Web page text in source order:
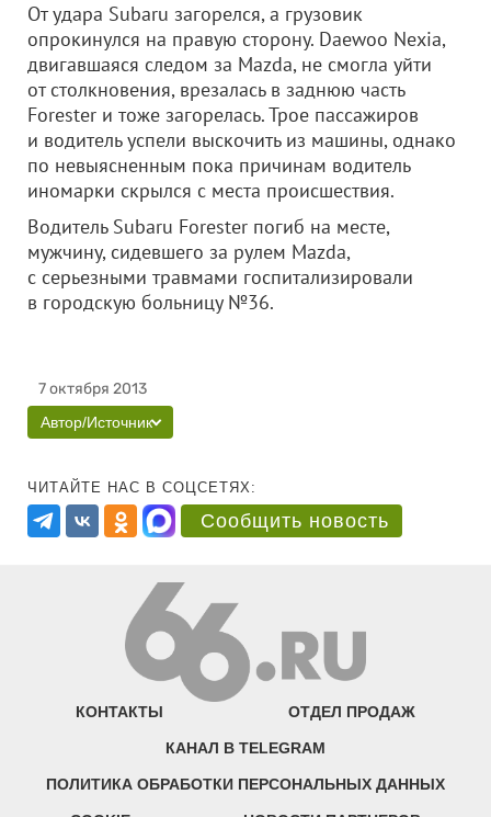
От удара Subaru загорелся, а грузовик
опрокинулся на правую сторону. Daewoo Nexia,
двигавшаяся следом за Mazda, не смогла уйти
от столкновения, врезалась в заднюю часть
Forester и тоже загорелась. Трое пассажиров
и водитель успели выскочить из машины, однако
по невыясненным пока причинам водитель
иномарки скрылся с места происшествия.
Водитель Subaru Forester погиб на месте,
мужчину, сидевшего за рулем Mazda,
с серьезными травмами госпитализировали
в городскую больницу №36.
7 октября 2013
Автор/Источник
ЧИТАЙТЕ НАС В СОЦСЕТЯХ:
Сообщить новость
КОНТАКТЫ ОТДЕЛ ПРОДАЖ
КАНАЛ В TELEGRAM
ПОЛИТИКА ОБРАБОТКИ ПЕРСОНАЛЬНЫХ ДАННЫХ